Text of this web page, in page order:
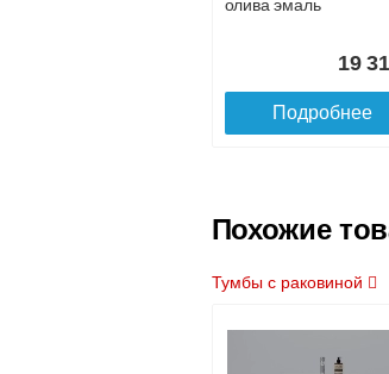
олива эмаль
19
Подробнее
Похожие
Тумбы с раковиной